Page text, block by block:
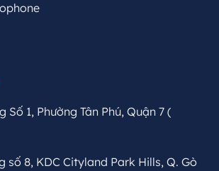
Số 1, Phường Tân Phú, Quận 7 (
số 8, KDC Cityland Park Hills, Q. Gò